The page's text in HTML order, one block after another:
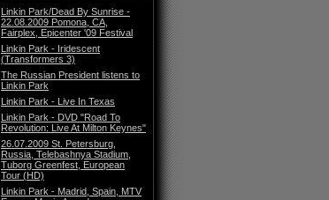
Linkin Park/Dead By Sunrise -
22.08.2009 Pomona, CA,
Fairplex, Epicenter '09 Festival
Linkin Park - Iridescent
(Transformers 3)
The Russian President listens to
Linkin Park
Linkin Park - Live In Texas
Linkin Park - DVD "Road To
Revolution: Live At Milton Keynes"
26.07.2009 St. Petersburg,
Russia, Telebashnya Stadium,
Tuborg Greenfest, European
Tour (HD)
Linkin Park - Madrid, Spain, MTV